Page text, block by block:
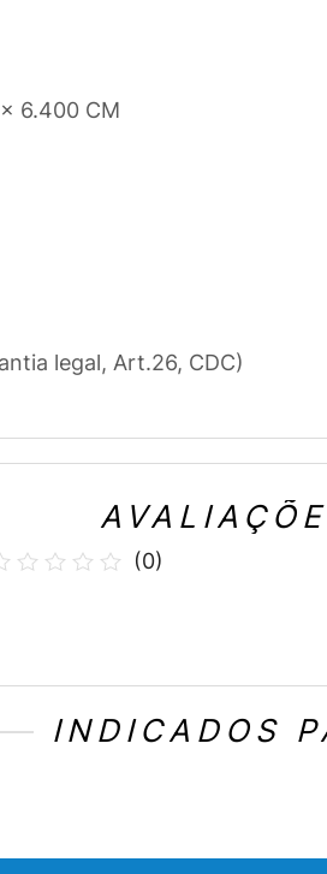
6.400 CM
legal, Art.26, CDC)
(0)
INDICADOS